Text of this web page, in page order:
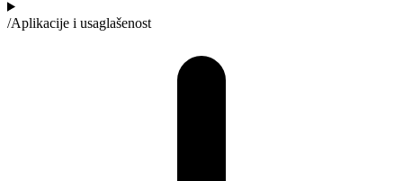
/Aplikacije i usaglašenost